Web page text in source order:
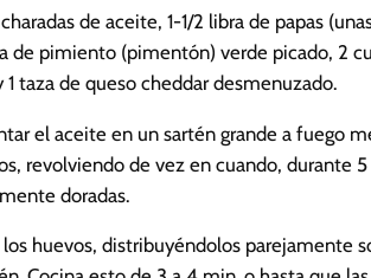
de aceite, 1-1/2 libra de papas
de pimiento (pimentón) verde picado, 2
taza de queso cheddar desmenuzado.
el aceite en un sartén grande a fuego
revolviendo de vez en cuando, durante
doradas.
los huevos, distribuyéndolos parejamente